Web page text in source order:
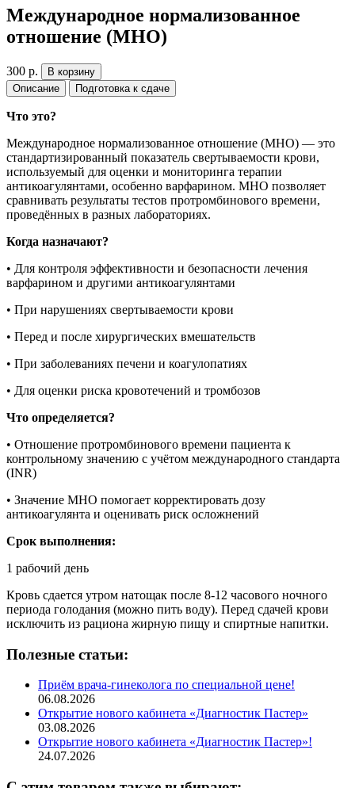
Международное нормализованное
отношение (МНО)
300 р.
В корзину
Описание
Подготовка к сдаче
Что это?
Международное нормализованное отношение (МНО) — это
стандартизированный показатель свертываемости крови,
используемый для оценки и мониторинга терапии
антикоагулянтами, особенно варфарином. МНО позволяет
сравнивать результаты тестов протромбинового времени,
проведённых в разных лабораториях.
Когда назначают?
• Для контроля эффективности и безопасности лечения
варфарином и другими антикоагулянтами
• При нарушениях свертываемости крови
• Перед и после хирургических вмешательств
• При заболеваниях печени и коагулопатиях
• Для оценки риска кровотечений и тромбозов
Что определяется?
• Отношение протромбинового времени пациента к
контрольному значению с учётом международного стандарта
(INR)
• Значение МНО помогает корректировать дозу
антикоагулянта и оценивать риск осложнений
Срок выполнения:
1 рабочий день
Кровь сдается утром натощак после 8-12 часового ночного
периода голодания (можно пить воду). Перед сдачей крови
исключить из рациона жирную пищу и спиртные напитки.
Полезные статьи:
Приём врача-гинеколога по специальной цене!
06.08.2026
Открытие нового кабинета «Диагностик Пастер»
03.08.2026
Открытие нового кабинета «Диагностик Пастер»!
24.07.2026